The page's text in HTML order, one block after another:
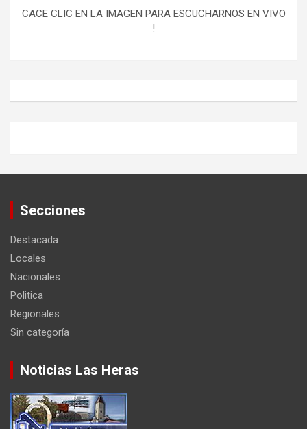
CACE CLIC EN LA IMAGEN PARA ESCUCHARNOS EN VIVO
!
Secciones
Destacada
Locales
Nacionales
Politica
Regionales
Sin categoría
Noticias Las Heras